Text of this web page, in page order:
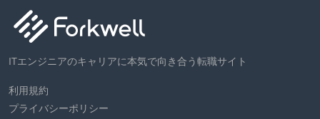
ITエンジニアのキャリアに本気で向き合う転職サイト
利用規約
プライバシーポリシー